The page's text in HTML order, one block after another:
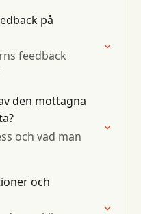
på
feedback
den mottagna
och vad man
och